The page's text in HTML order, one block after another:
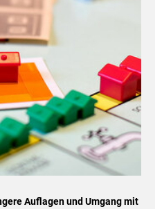
Auflagen und Umgang mit